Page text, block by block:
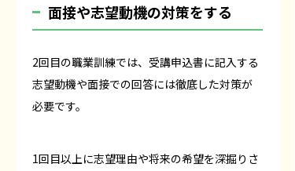
面接や志望動機の対策をする
2回目の職業訓練では、受講申込書に記入する
志望動機や面接での回答には徹底した対策が
必要です。
1回目以上に志望理由や将来の希望を深掘りさ